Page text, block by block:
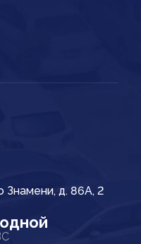
Знамени, д. 86А, 2